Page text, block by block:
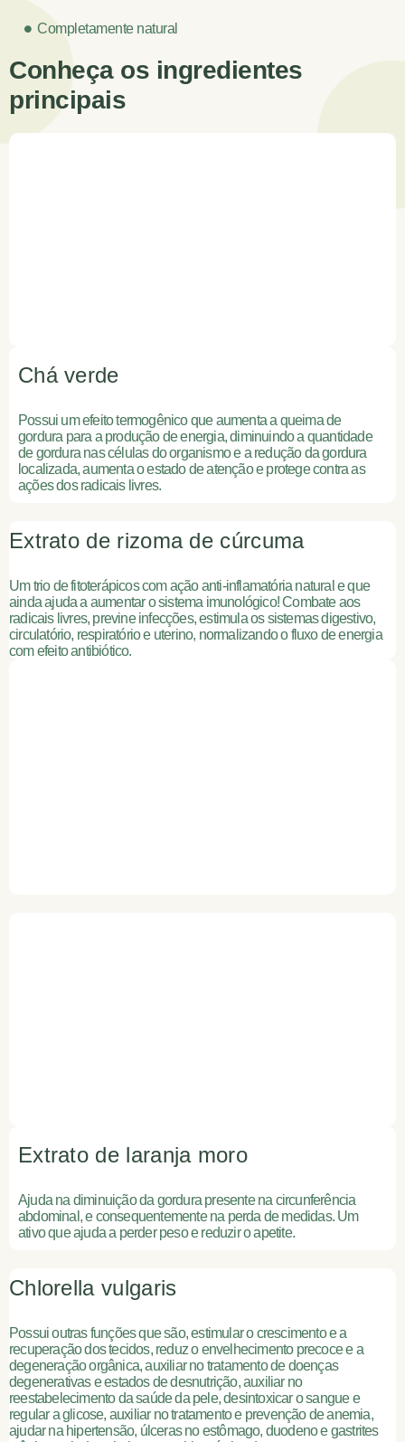
Completamente natural
Conheça os ingredientes
principais
Chá verde
Possui um efeito termogênico que aumenta a queima de
gordura para a produção de energia, diminuindo a quantidade
de gordura nas células do organismo e a redução da gordura
localizada, aumenta o estado de atenção e protege contra as
ações dos radicais livres.
Extrato de rizoma de cúrcuma
Um trio de fitoterápicos com ação anti-inflamatória natural e que
ainda ajuda a aumentar o sistema imunológico! Combate aos
radicais livres, previne infecções, estimula os sistemas digestivo,
circulatório, respiratório e uterino, normalizando o fluxo de energia
com efeito antibiótico.
Extrato de laranja moro
Ajuda na diminuição da gordura presente na circunferência
abdominal, e consequentemente na perda de medidas. Um
ativo que ajuda a perder peso e reduzir o apetite.
Chlorella vulgaris
Possui outras funções que são, estimular o crescimento e a
recuperação dos tecidos, reduz o envelhecimento precoce e a
degeneração orgânica, auxiliar no tratamento de doenças
degenerativas e estados de desnutrição, auxiliar no
reestabelecimento da saúde da pele, desintoxicar o sangue e
regular a glicose, auxiliar no tratamento e prevenção de anemia,
ajudar na hipertensão, úlceras no estômago, duodeno e gastrites